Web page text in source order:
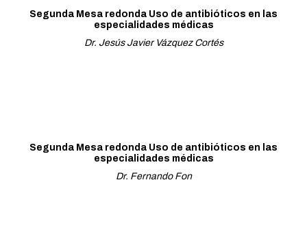
Segunda Mesa redonda Uso de antibióticos en las
especialidades médicas
Dr. Jesús Javier Vázquez Cortés
Segunda Mesa redonda Uso de antibióticos en las
especialidades médicas
Dr. Fernando Fon